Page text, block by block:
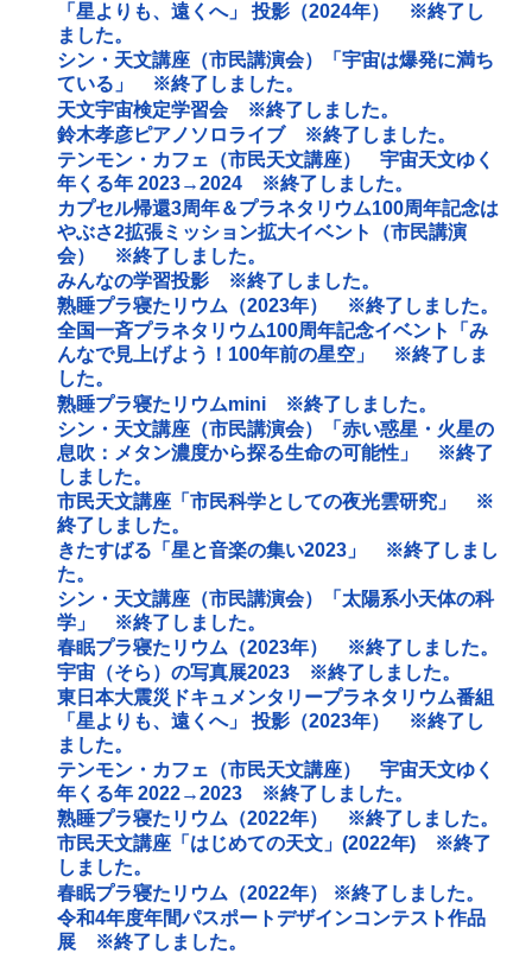
「星よりも、遠くへ」 投影（2024年） ※終了し
ました。
シン・天文講座（市民講演会）「宇宙は爆発に満ち
ている」 ※終了しました。
天文宇宙検定学習会 ※終了しました。
鈴木孝彦ピアノソロライブ ※終了しました。
テンモン・カフェ（市民天文講座） 宇宙天文ゆく
年くる年 2023→2024 ※終了しました。
カプセル帰還3周年＆プラネタリウム100周年記念は
やぶさ2拡張ミッション拡大イベント（市民講演
会） ※終了しました。
みんなの学習投影 ※終了しました。
熟睡プラ寝たリウム（2023年） ※終了しました。
全国一斉プラネタリウム100周年記念イベント「み
んなで見上げよう！100年前の星空」 ※終了しま
した。
熟睡プラ寝たリウムmini ※終了しました。
シン・天文講座（市民講演会）「赤い惑星・火星の
息吹：メタン濃度から探る生命の可能性」 ※終了
しました。
市民天文講座「市民科学としての夜光雲研究」 ※
終了しました。
きたすばる「星と音楽の集い2023」 ※終了しまし
た。
シン・天文講座（市民講演会）「太陽系小天体の科
学」 ※終了しました。
春眠プラ寝たリウム（2023年） ※終了しました。
宇宙（そら）の写真展2023 ※終了しました。
東日本大震災ドキュメンタリープラネタリウム番組
「星よりも、遠くへ」 投影（2023年） ※終了し
ました。
テンモン・カフェ（市民天文講座） 宇宙天文ゆく
年くる年 2022→2023 ※終了しました。
熟睡プラ寝たリウム（2022年） ※終了しました。
市民天文講座「はじめての天文」(2022年) ※終了
しました。
春眠プラ寝たリウム（2022年） ※終了しました。
令和4年度年間パスポートデザインコンテスト作品
展 ※終了しました。